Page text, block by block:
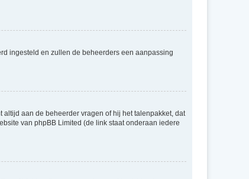
ingesteld en zullen de beheerders een aanpassing
aan de beheerder vragen of hij het talenpakket, dat
van phpBB Limited (de link staat onderaan iedere